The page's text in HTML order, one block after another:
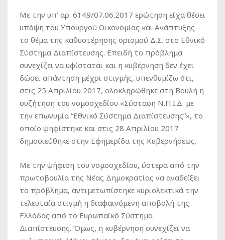
Με την υπ’ αρ. 6149/07.06.2017 ερώτηση είχα θέσει
υπόψη του Υπουργού Οικονομίας και Ανάπτυξης
το θέμα της καθυστέρησης ορισμού Δ.Σ. στο Εθνικό
Σύστημα Διαπίστευσης. Επειδή το πρόβλημα
συνεχίζει να υφίσταται και η κυβέρνηση δεν έχει
δώσει απάντηση μέχρι στιγμής, υπενθυμίζω ότι,
στις 25 Απριλίου 2017, ολοκληρώθηκε στη Βουλή η
συζήτηση του νομοσχεδίου «Σύσταση Ν.Π.Ι.Δ. με
την επωνυμία “Εθνικό Σύστημα Διαπίστευσης”», το
οποίο ψηφίστηκε και στις 28 Απριλίου 2017
δημοσιεύθηκε στην Εφημερίδα της Κυβερνήσεως.
Με την ψήφιση του νομοσχεδίου, ύστερα από την
πρωτοβουλία της Νέας Δημοκρατίας να αναδείξει
το πρόβλημα, αντιμετωπίστηκε κυριολεκτικά την
τελευταία στιγμή η διαφαινόμενη αποβολή της
Ελλάδας από το Ευρωπαϊκό Σύστημα
Διαπίστευσης. Όμως, η κυβέρνηση συνεχίζει να